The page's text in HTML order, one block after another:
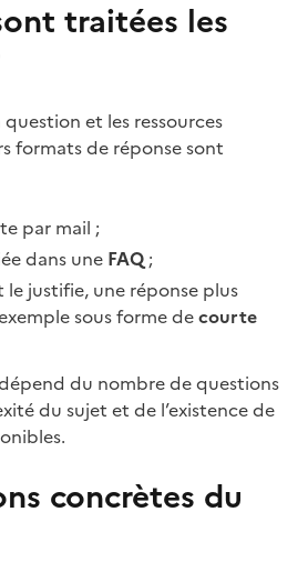
traitées les
et les ressources
formats de réponse sont
par mail ;
dans une FAQ ;
le justifie, une réponse plus
sous forme decourte
du nombre de questions
du sujet et de l’existence de
concrètes du